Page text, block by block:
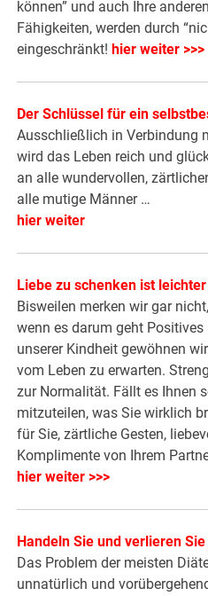
können” und auch Ihre
Fähigkeiten, werden durch
eingeschränkt! hier weiter >>>
Der Schlüssel für ein
Ausschließlich in Verbindung
wird das Leben reich und
an alle wundervollen,
alle mutige Männer …
hier weiter
Liebe zu schenken ist
Bisweilen merken wir gar
wenn es darum geht
unserer Kindheit gewöhnen
vom Leben zu erwarten.
zur Normalität. Fällt es Ihnen
mitzuteilen, was Sie wirklich
für Sie, zärtliche Gesten,
Komplimente von Ihrem
hier weiter >>>
Handeln Sie und verlieren
Das Problem der meisten
unnatürlich und